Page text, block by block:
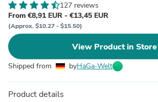
127 reviews
From €8,91 EUR - €13,45 EUR
(Approx. $10.27 - $15.50)
View Product in Store
Shipped from byHaGa-Welt
Product details